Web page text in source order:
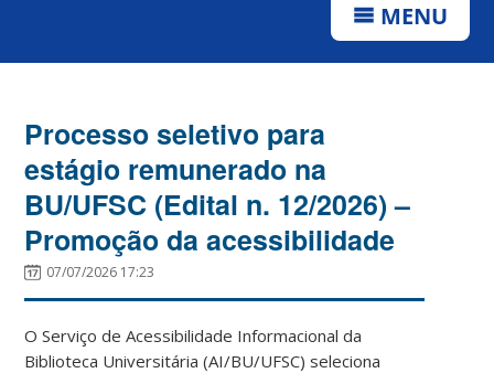
MENU
Processo seletivo para
estágio remunerado na
BU/UFSC (Edital n. 12/2026) –
Promoção da acessibilidade
07/07/2026 17:23
O Serviço de Acessibilidade Informacional da
Biblioteca Universitária (AI/BU/UFSC) seleciona